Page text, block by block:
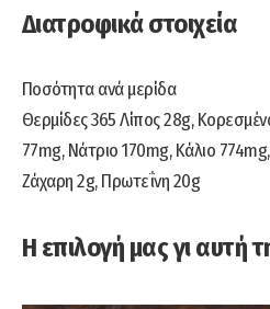
Διατροφικά στοιχεία
Ποσότητα ανά μερίδα
Θερμίδες 365 Λίπος 28g,
77mg, Νάτριο 170mg, Κάλιο
Ζάχαρη 2g, Πρωτεΐνη 20g
Η επιλογή μας γι αυτή